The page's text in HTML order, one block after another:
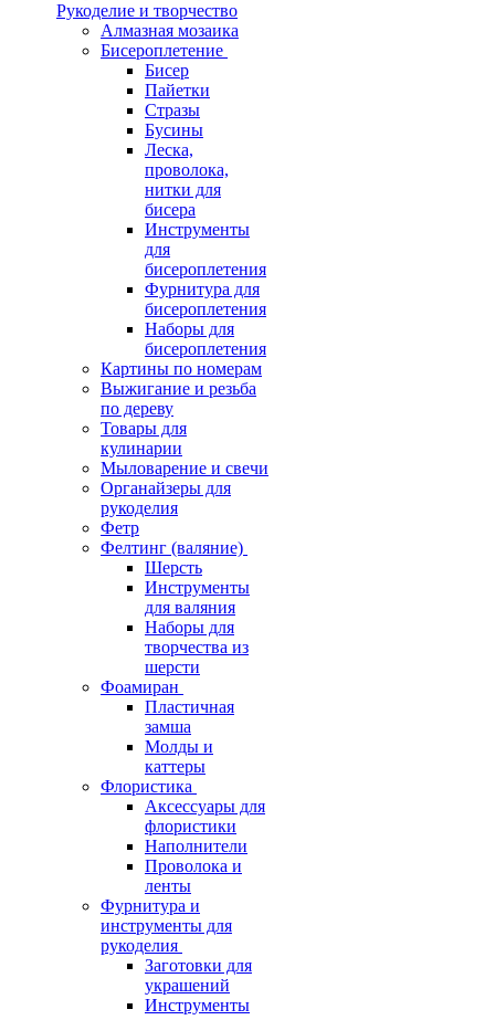
Рукоделие и творчество
Алмазная мозаика
Бисероплетение
Бисер
Пайетки
Стразы
Бусины
Леска,
проволока,
нитки для
бисера
Инструменты
для
бисероплетения
Фурнитура для
бисероплетения
Наборы для
бисероплетения
Картины по номерам
Выжигание и резьба
по дереву
Товары для
кулинарии
Мыловарение и свечи
Органайзеры для
рукоделия
Фетр
Фелтинг (валяние)
Шерсть
Инструменты
для валяния
Наборы для
творчества из
шерсти
Фоамиран
Пластичная
замша
Молды и
каттеры
Флористика
Аксессуары для
флористики
Наполнители
Проволока и
ленты
Фурнитура и
инструменты для
рукоделия
Заготовки для
украшений
Инструменты